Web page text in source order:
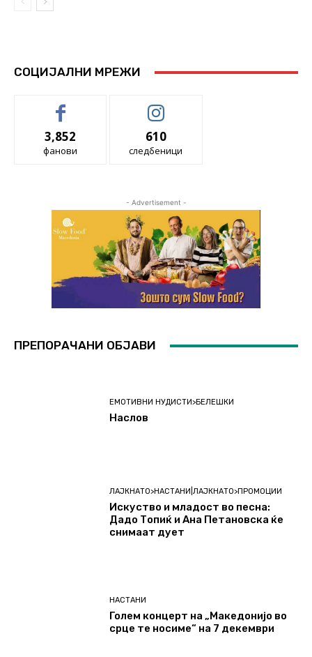
СОЦИЈАЛНИ МРЕЖИ
3,852
фанови
610
следбеници
- Advertisement -
ПРЕПОРАЧАНИ ОБЈАВИ
ЕМОТИВНИ НУДИСТИ>БЕЛЕШКИ
Наслов
ЛАЈКНАТО>НАСТАНИ|ЛАЈКНАТО>ПРОМОЦИИ
Искуство и младост во песна:
Дадо Топиќ и Ана Петановска ќе
снимаат дует
НАСТАНИ
Голем концерт на „Македонијо во
срце те носиме“ на 7 декември